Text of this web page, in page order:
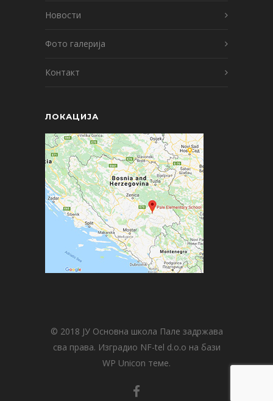
Новости
Фото галерија
Контакт
ЛОКАЦИЈА
© 2018 ЈУ Основна школа Пале задржава
сва права. Изградио NF-tel d.o.o на бази
WP Unicon теме.